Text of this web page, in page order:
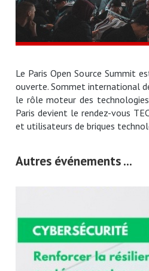
Le Paris Open Source Summit
ouverte. Sommet international
le rôle moteur des
Paris devient le rendez-vous
et utilisateurs de briques
Autres événements ...